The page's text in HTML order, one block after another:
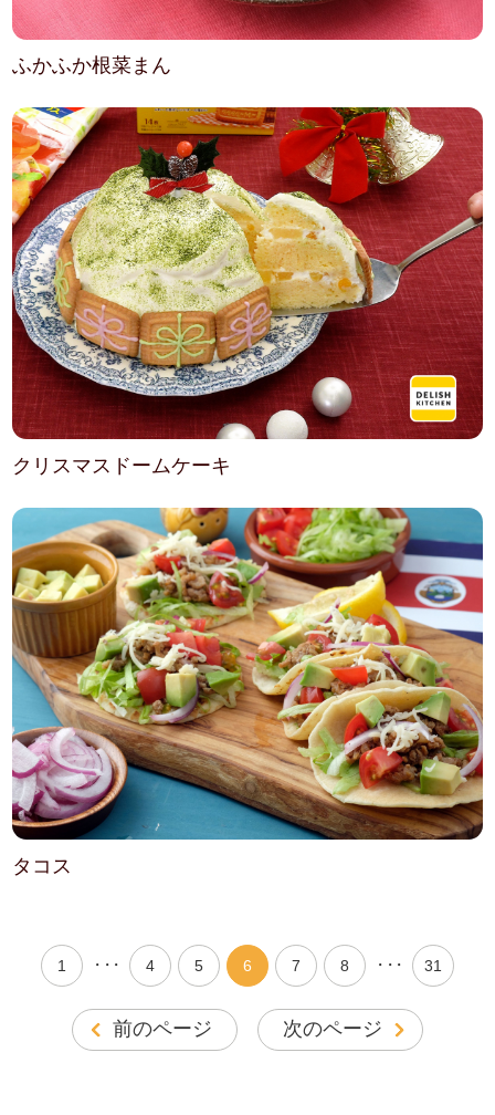
ふかふか根菜まん
クリスマスドームケーキ
タコス
前のページ
1 ・・・ 4 5 6 7 8 ・・・ 31
次のページ